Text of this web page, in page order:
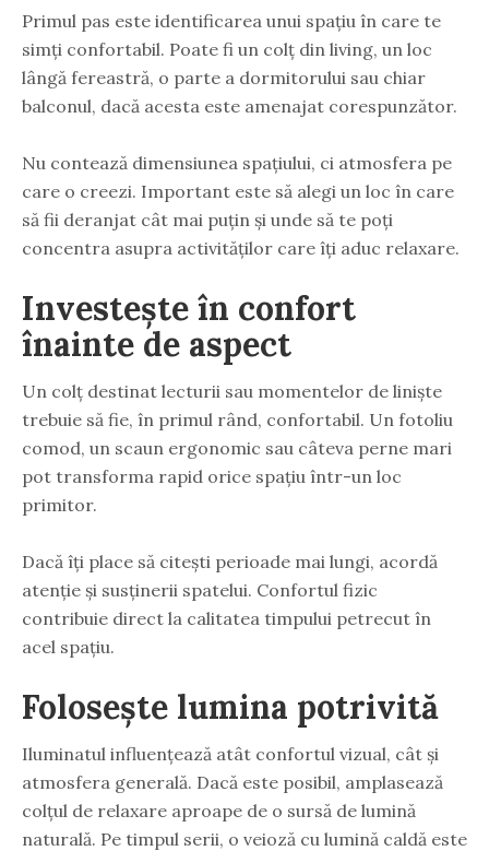
Primul pas este identificarea unui spațiu în care te
simți confortabil. Poate fi un colț din living, un loc
lângă fereastră, o parte a dormitorului sau chiar
balconul, dacă acesta este amenajat corespunzător.
Nu contează dimensiunea spațiului, ci atmosfera pe
care o creezi. Important este să alegi un loc în care
să fii deranjat cât mai puțin și unde să te poți
concentra asupra activităților care îți aduc relaxare.
Investește în confort
înainte de aspect
Un colț destinat lecturii sau momentelor de liniște
trebuie să fie, în primul rând, confortabil. Un fotoliu
comod, un scaun ergonomic sau câteva perne mari
pot transforma rapid orice spațiu într-un loc
primitor.
Dacă îți place să citești perioade mai lungi, acordă
atenție și susținerii spatelui. Confortul fizic
contribuie direct la calitatea timpului petrecut în
acel spațiu.
Folosește lumina potrivită
Iluminatul influențează atât confortul vizual, cât și
atmosfera generală. Dacă este posibil, amplasează
colțul de relaxare aproape de o sursă de lumină
naturală. Pe timpul serii, o veioză cu lumină caldă este